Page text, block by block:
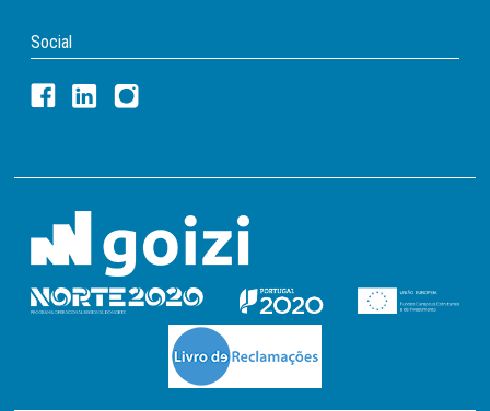
Social